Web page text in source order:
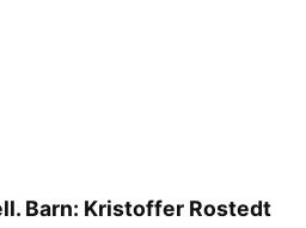
Barn: Kristoffer Rostedt